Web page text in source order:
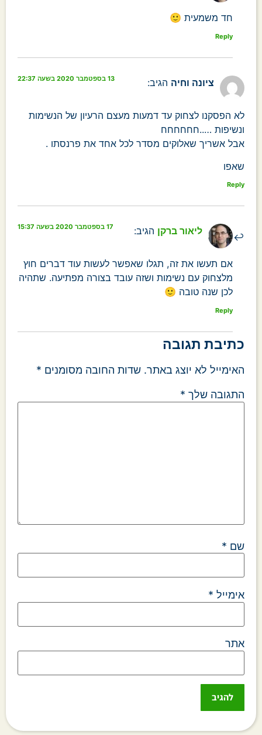
חד משמעית 🙂
Reply
ציונה וחיה הגיב: 13 בספטמבר 2020 בשעה 22:37
לא הפסקנו לצחוק עד דמעות מעצם הרעיון של הנשימות
ונשיפות …..חחחחחח
אבל אשריך שאלוקים מסדר לכל אחד את פרנסתו .
שאפו
Reply
ליאור ברקן הגיב: 17 בספטמבר 2020 בשעה 15:37
אם תעשו את זה, תגלו שאפשר לעשות עוד דברים חוץ
מלצחוק עם נשימות ושזה עובד בצורה מפתיעה. שתהיה
לכן שנה טובה 🙂
Reply
כתיבת תגובה
האימייל לא יוצג באתר. שדות החובה מסומנים *
התגובה שלך *
שם *
אימייל *
אתר